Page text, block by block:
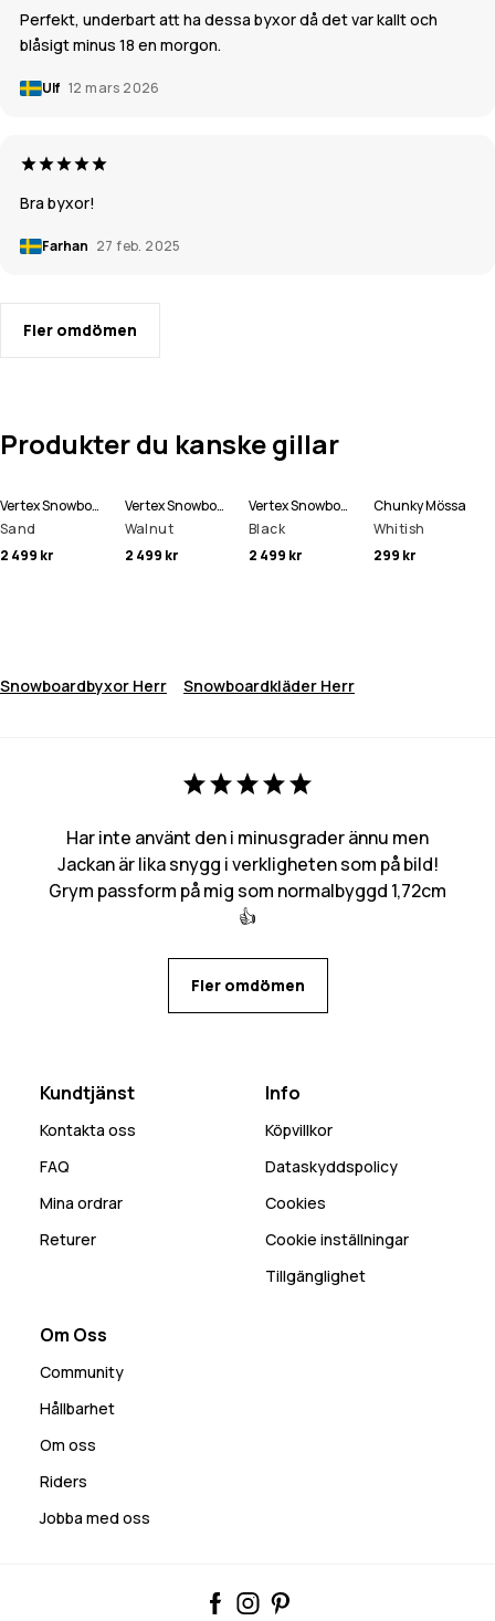
Perfekt, underbart att ha dessa byxor då det var kallt och
blåsigt minus 18 en morgon.
Ulf 12 mars 2026
Bra byxor!
Farhan 27 feb. 2025
Fler omdömen
Produkter du kanske gillar
Vertex Snowboardbyxa Man
Sand
2 499 kr
Vertex Snowboardbyxa Man
Walnut
2 499 kr
Vertex Snowboardbyxa Man
Black
2 499 kr
Chunky Mössa
Whitish
299 kr
Snowboardbyxor Herr Snowboardkläder Herr
Har inte använt den i minusgrader ännu men
Jackan är lika snygg i verkligheten som på bild!
Grym passform på mig som normalbyggd 1,72cm
👍
Fler omdömen
Kundtjänst
Kontakta oss
FAQ
Mina ordrar
Returer
Info
Köpvillkor
Dataskyddspolicy
Cookies
Cookie inställningar
Tillgänglighet
Om Oss
Community
Hållbarhet
Om oss
Riders
Jobba med oss